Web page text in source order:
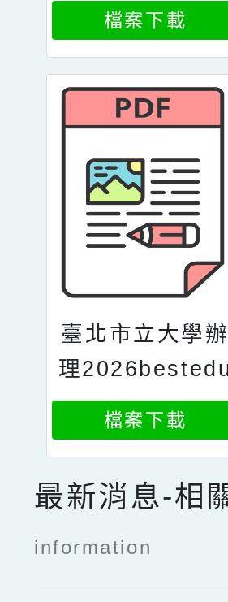
學校經營與教
創新kdp國際認
證獎活動簡章3
檔案下載
臺北市立大學辦
理
cationkdp全國
學校經營與教
證獎活動簡章
檔案下載
最新消息-相
information